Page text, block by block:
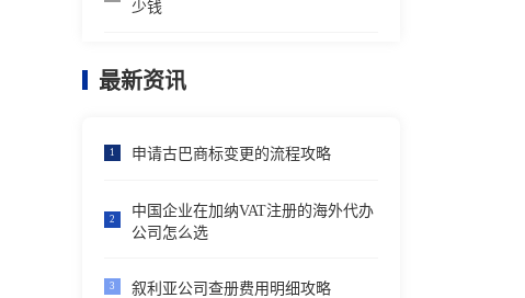
少钱
最新资讯
1 申请古巴商标变更的流程攻略
2
中国企业在加纳VAT注册的海外代办
公司怎么选
3 叙利亚公司查册费用明细攻略